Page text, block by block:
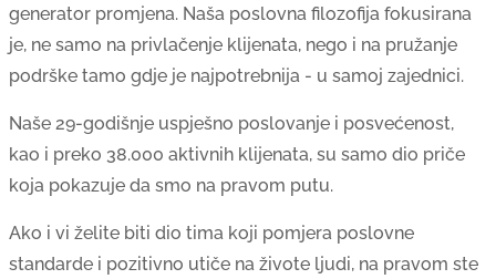
generator promjena. Naša poslovna filozofija fokusirana
je, ne samo na privlačenje klijenata, nego i na pružanje
podrške tamo gdje je najpotrebnija - u samoj zajednici.
Naše 29-godišnje uspješno poslovanje i posvećenost,
kao i preko 38.000 aktivnih klijenata, su samo dio priče
koja pokazuje da smo na pravom putu.
Ako i vi želite biti dio tima koji pomjera poslovne
standarde i pozitivno utiče na živote ljudi, na pravom ste